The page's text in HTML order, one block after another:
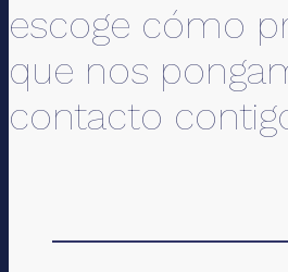
escoge cómo
que nos
contacto